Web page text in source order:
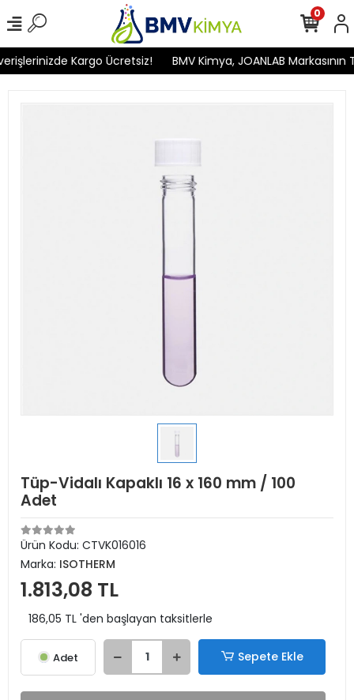
Kargo Ücretsiz! BMV Kimya, JOANLAB
0
Tüp-Vidalı Kapaklı 16 x 160 mm / 100
Adet
Ürün Kodu: CTVK016016
Marka: ISOTHERM
1.813,08 TL
186,05 TL 'den başlayan taksitlerle
Adet Sepete Ekle